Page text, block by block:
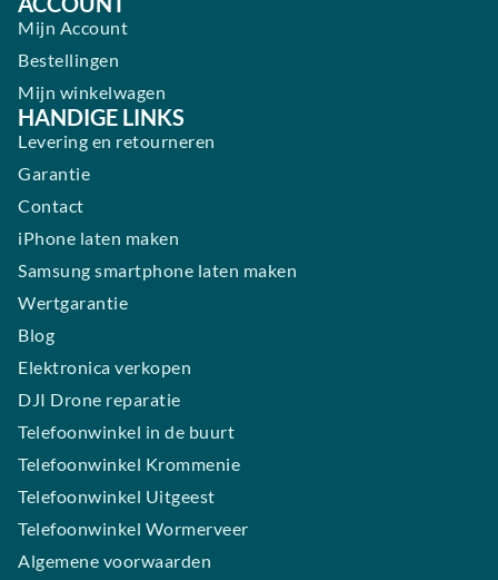
Mijn Account
Bestellingen
Mijn winkelwagen
HANDIGE LINKS
Levering en retourneren
Garantie
Contact
iPhone laten maken
Samsung smartphone laten maken
Wertgarantie
Blog
Elektronica verkopen
DJI Drone reparatie
Telefoonwinkel in de buurt
Telefoonwinkel Krommenie
Telefoonwinkel Uitgeest
Telefoonwinkel Wormerveer
Algemene voorwaarden